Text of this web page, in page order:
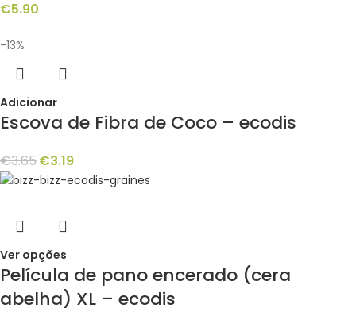
€5.90
-13%
Adicionar
Escova de Fibra de Coco – ecodis
€3.65€3.19
Ver opções
Película de pano encerado (cera
abelha) XL – ecodis